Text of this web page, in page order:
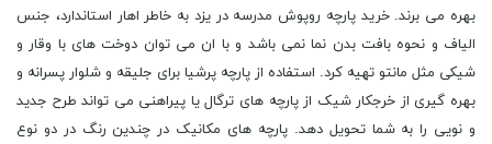
بهره می برند. خرید پارچه روپوش مدرسه در یزد به خاطر اهار استاندارد، جنس
الیاف و نحوه بافت بدن نما نمی باشد و با ان می توان دوخت های با وقار و
شیکی مثل مانتو تهیه کرد. استفاده از پارچه پرشیا برای جلیقه و شلوار پسرانه و
بهره گیری از خرجکار شیک از پارچه های ترگال یا پیراهنی می تواند طرح جدید
و نویی را به شما تحویل دهد. پارچه های مکانیک در چندین رنگ در دو نوع